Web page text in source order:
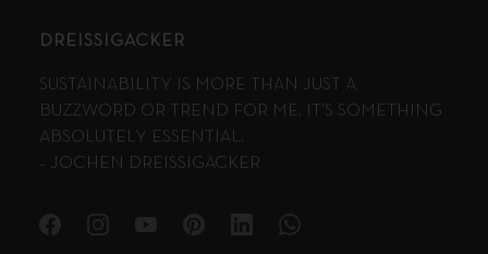
DREISSIGACKER
SUSTAINABILITY IS MORE THAN JUST A
BUZZWORD OR TREND FOR ME. IT’S SOMETHING
ABSOLUTELY ESSENTIAL.
– JOCHEN DREISSIGACKER